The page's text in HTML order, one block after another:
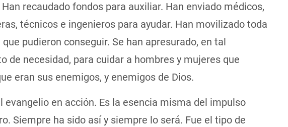
recaudado fondos para auxiliar. Han enviado médicos,
técnicos e ingenieros para ayudar. Han movilizado toda
que pudieron conseguir. Se han apresurado, en tal
de necesidad, para cuidar a hombres y mujeres que
eran sus enemigos, y enemigos de Dios.
evangelio en acción. Es la esencia misma del impulso
Siempre ha sido así y siempre lo será. Fue el tipo de